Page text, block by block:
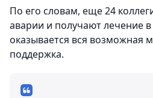
По его словам, еще 24
аварии и получают лечение
оказывается вся возможная
поддержка.